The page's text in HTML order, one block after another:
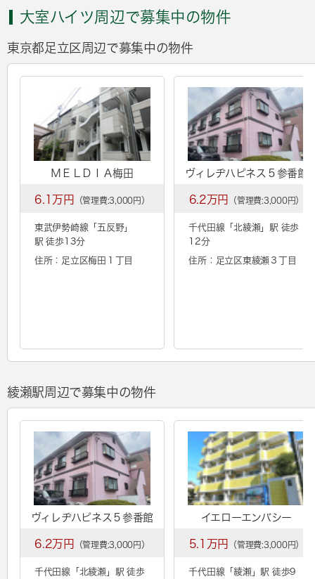
大室ハイツ周辺で募集中の物件
東京都足立区周辺で募集中の物件
ＭＥＬＤＩＡ梅田
6.1万円 （管理費:3,000円）
東武伊勢崎線「 五反野」
駅 徒歩13分
住所：足立区梅田１丁目
ヴィレヂハピネス５参番館
6.2万円 （管理費:3,000円）
千代田線「 北綾瀬 」駅 徒歩
12分
住所：足立区東綾瀬３丁目
綾瀬駅周辺で募集中の物件
ヴィレヂハピネス５参番館
6.2万円 （管理費:3,000円）
千代田線「 北綾瀬 」駅 徒歩
イエローエンバシー
5.1万円 （管理費:3,000円）
千代田線「綾瀬 」駅 徒歩9